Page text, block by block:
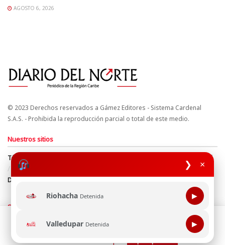
❯ ×
Riohacha Detenida ▶
Valledupar Detenida ▶
AGOSTO 6, 2026
© 2023 Derechos reservados a Gámez Editores - Sistema Cardenal
S.A.S. - Prohibida la reproducción parcial o total de este medio.
Nuestros sitios
Términos y Condiciones
Derechos de Autor y Propiedad Intelectual
Política de uso de cookies
Política de Tratamiento de Datos
Directrices Editoriales
Síguenos
Esta página web usa cookie para mejorar tu experiencia de
navegación, al continuar aceptas nuestra política de uso de